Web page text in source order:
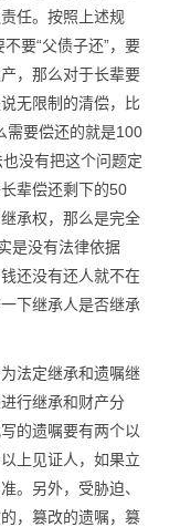
任。按照上述规
要“父债子还”，要
，那么对于长辈要
无限制的清偿，比
需要偿还的就是100
没有把这个问题定
辈偿还剩下的50
承权，那么是完全
是没有法律依据
还没有还人就不在
下继承人是否继承
法定继承和遗嘱继
行继承和财产分
的遗嘱要有两个以
上见证人，如果立
。另外，受胁迫、
，篡改的遗嘱，篡